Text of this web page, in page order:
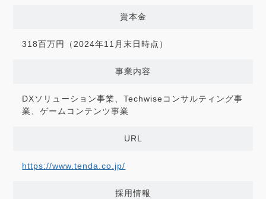
資本金
318百万円（2024年11月末日時点）
事業内容
DXソリューション事業、Techwiseコンサルティング事
業、ゲームコンテンツ事業
URL
https://www.tenda.co.jp/
採用情報